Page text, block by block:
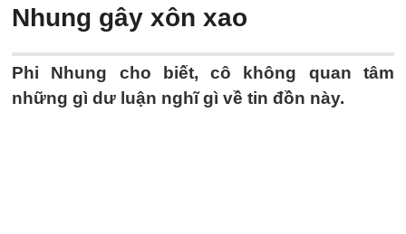
Nhung gây xôn xao
Phi Nhung cho biết, cô không quan tâm
những gì dư luận nghĩ gì về tin đồn này.